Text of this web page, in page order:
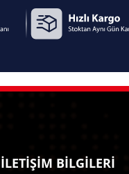
İLETİŞİM BİLGİLERİ